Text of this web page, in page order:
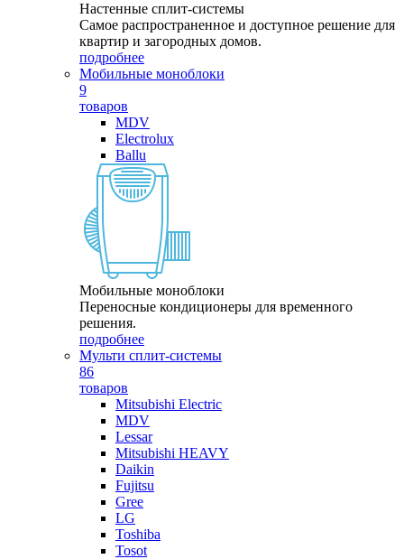
Настенные сплит-системы
Самое распространенное и доступное решение для
квартир и загородных домов.
подробнее
Мобильные моноблоки
9
товаров
MDV
Electrolux
Ballu
Мобильные моноблоки
Переносные кондиционеры для временного
решения.
подробнее
Мульти сплит-системы
86
товаров
Mitsubishi Electric
MDV
Lessar
Mitsubishi HEAVY
Daikin
Fujitsu
Gree
LG
Toshiba
Tosot